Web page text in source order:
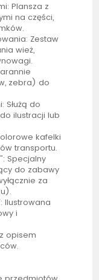
Plansza z
na części,
Zestaw
wież,
zebra) do
Służą do
ilustracji lub
kafelki
transportu.
Specjalny
do zabawy
za
Ilustrowana
i
opisem